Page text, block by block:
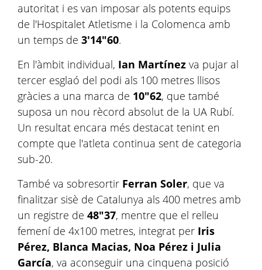
autoritat i es van imposar als potents equips
de l'Hospitalet Atletisme i la Colomenca amb
un temps de 3'14"60.
En l'àmbit individual, Ian Martínez va pujar al
tercer esglaó del podi als 100 metres llisos
gràcies a una marca de 10"62, que també
suposa un nou rècord absolut de la UA Rubí.
Un resultat encara més destacat tenint en
compte que l'atleta continua sent de categoria
sub-20.
També va sobresortir Ferran Soler, que va
finalitzar sisè de Catalunya als 400 metres amb
un registre de 48"37, mentre que el relleu
femení de 4x100 metres, integrat per Iris
Pérez, Blanca Macias, Noa Pérez i Julia
García, va aconseguir una cinquena posició